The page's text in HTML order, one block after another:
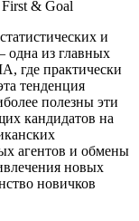
First & Goal
и
одна из главных
где практически
тенденция
полезны эти
кандидатов на
агентов и обмены
новых
новичков